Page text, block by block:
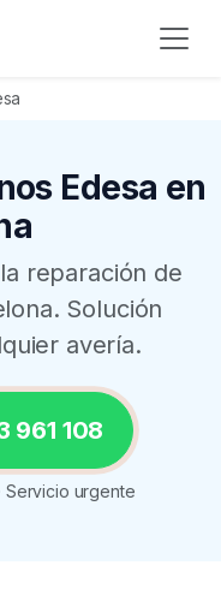
Edesa en
reparación de
Solución
avería.
961 108
Servicio urgente